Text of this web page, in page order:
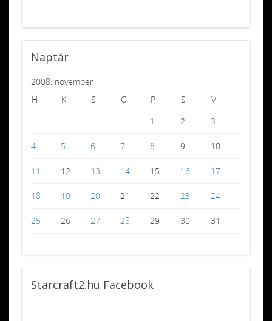
Naptár
2008. november
H
K S C P S
V
1
2 3
4 5 6 7 8 9 10
11 12 13 14 15 16 17
18 19 20 21 22 23 24
25 26 27 28 29 30 31
Starcraft2.hu Facebook